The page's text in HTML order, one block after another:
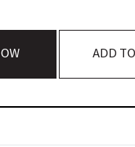
ADD